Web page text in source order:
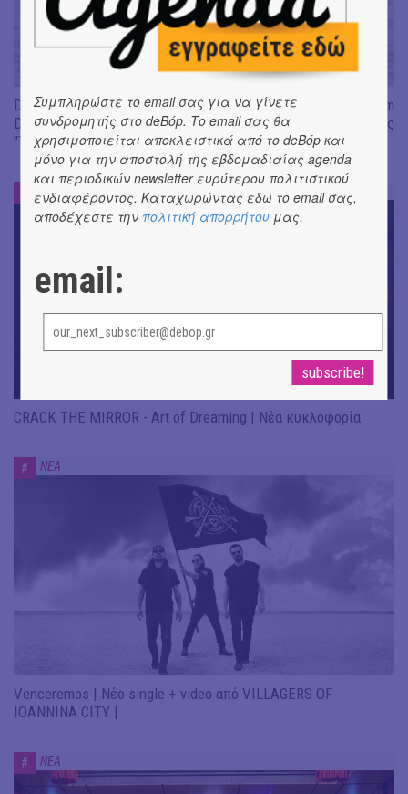
Don't Let Me Be Misunderstood | Alexandros Livitsanos, Willem
Dafoe, Czech Studio Orchestra | Από το soundtrack της ταινίας
"The Birthday Party"
ΝΕΑ
CRACK THE MIRROR - Art of Dreaming | Νέα κυκλοφορία
# ΝΕΑ
Venceremos | Νέο single + video από VILLAGERS OF
IOANNINA CITY |
# ΝΕΑ
Συμπληρώστε το email σας για να γίνετε
συνδρομητής στο deBόp. Το email σας θα
χρησιμοποιείται αποκλειστικά από το deBόp και
μόνο για την αποστολή της εβδομαδιαίας agenda
και περιοδικών newsletter ευρύτερου πολιτιστικού
ενδιαφέροντος. Καταχωρώντας εδώ το email σας,
αποδέχεστε την πολιτική απορρήτου μας.
email: